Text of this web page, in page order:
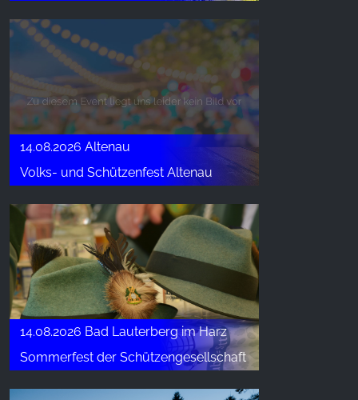
14.08.2026 Altenau
Volks- und Schützenfest Altenau
14.08.2026 Bad Lauterberg im Harz
Sommerfest der Schützengesellschaft